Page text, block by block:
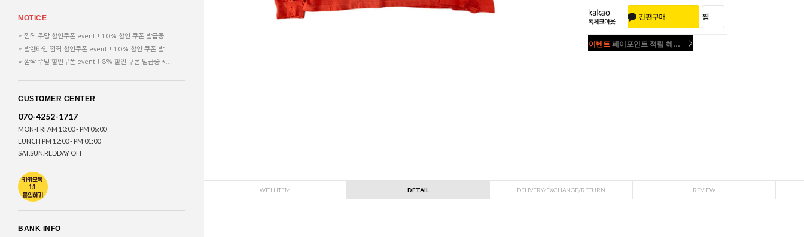
NOTICE
* 깜짝 주말 할인쿠폰 event ! 10% 할인 쿠폰 발급중...
* 발렌타인 깜짝 할인쿠폰 event ! 10% 할인 쿠폰 발...
* 깜짝 주말 할인쿠폰 event ! 8% 할인 쿠폰 발급중 *...
CUSTOMER CENTER
070-4252-1717
MON-FRI AM 10:00 - PM 06:00
LUNCH PM 12:00 - PM 01:00
SAT.SUN.REDDAY OFF
BANK INFO
이벤트 페이포인트 적립 혜택 2배 UP!
WITH ITEM DETAIL DELIVERY/EXCHANGE/RETURN REVIEW